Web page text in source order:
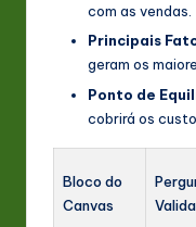
com as vendas.
Principais
geram os
Ponto de
cobrirá os
Bloco do
Canvas